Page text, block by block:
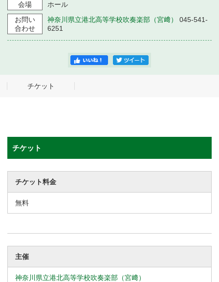
・ 利用料金
・ フロアマップ
・ 芸術参与
会場
ホール
お問い
合わせ
神奈川県立港北高等学校吹奏楽部（宮﨑）
045-541-
6251
チケット
チケット
チケット料金
無料
主催
神奈川県立港北高等学校吹奏楽部（宮﨑）